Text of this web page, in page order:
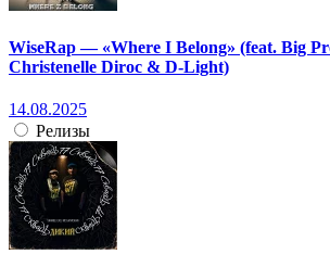
WiseRap — «Where I Belong» (feat. Big
Christenelle Diroc & D-Light)
14.08.2025
Релизы